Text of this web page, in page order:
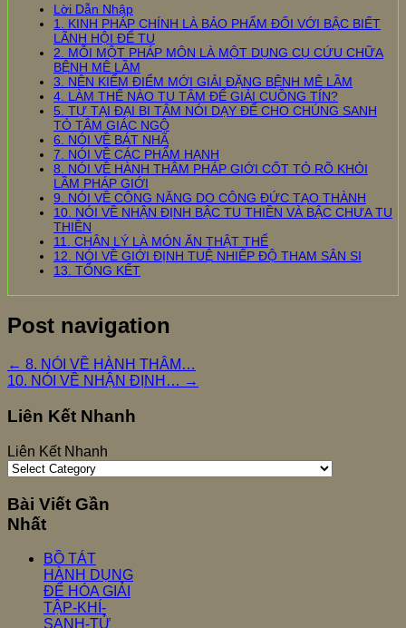
Lời Dẫn Nhập
1. KINH PHÁP CHÍNH LÀ BẢO PHẨM ĐỐI VỚI BẬC BIẾT
LÃNH HỘI ĐỂ TU
2. MỖI MỘT PHÁP MÔN LÀ MỘT DỤNG CỤ CỨU CHỮA
BỆNH MÊ LẦM
3. NÊN KIỂM ĐIỂM MỚI GIẢI ĐẶNG BỆNH MÊ LẦM
4. LÀM THẾ NÀO TU TÂM ĐỂ GIẢI CUỒNG TÍN?
5. TỰ TẠI ĐẠI BI TÂM NÓI DẠY ĐỂ CHO CHÚNG SANH
TỎ TÂM GIÁC NGỘ
6. NÓI VỀ BÁT NHÃ
7. NÓI VỀ CÁC PHẨM HẠNH
8. NÓI VỀ HÀNH THÂM PHÁP GIỚI CỐT TỎ RÕ KHỎI
LẦM PHÁP GIỚI
9. NÓI VỀ CÔNG NĂNG DO CÔNG ĐỨC TẠO THÀNH
10. NÓI VỀ NHẬN ĐỊNH BẬC TU THIỀN VÀ BẬC CHƯA TU
THIỀN
11. CHÂN LÝ LÀ MÓN ĂN THẬT THỂ
12. NÓI VỀ GIỚI ĐỊNH TUỆ NHIẾP ĐỘ THAM SÂN SI
13. TỔNG KẾT
Post navigation
← 8. NÓI VỀ HÀNH THÂM…
10. NÓI VỀ NHẬN ĐỊNH… →
Liên Kết Nhanh
Liên Kết Nhanh
Bài Viết Gần
Nhất
BỒ TÁT
HÀNH DỤNG
ĐỂ HÓA GIẢI
TẬP-KHÍ-
SANH-TỬ